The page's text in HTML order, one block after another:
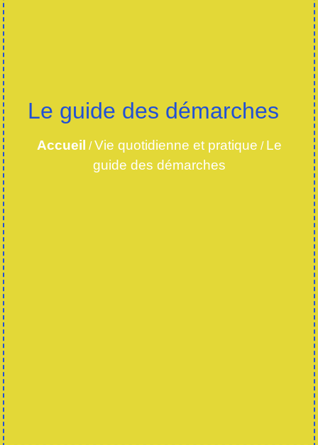
Le guide des démarches
Accueil /Vie quotidienne et pratique / Le
guide des démarches